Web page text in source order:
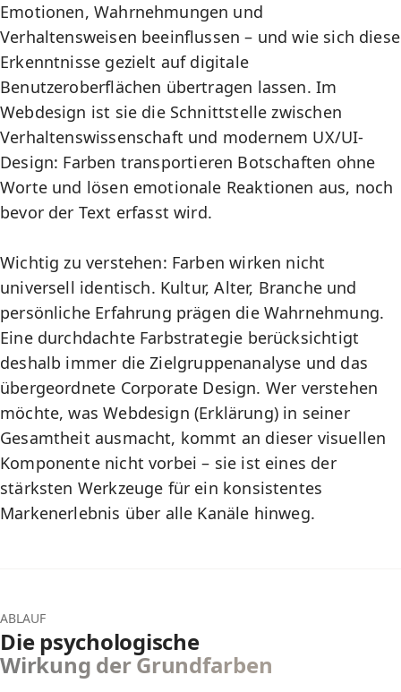
Emotionen, Wahrnehmungen und
Verhaltensweisen beeinflussen – und wie sich diese
Erkenntnisse gezielt auf digitale
Benutzeroberflächen übertragen lassen. Im
Webdesign ist sie die Schnittstelle zwischen
Verhaltenswissenschaft und modernem UX/UI-
Design: Farben transportieren Botschaften ohne
Worte und lösen emotionale Reaktionen aus, noch
bevor der Text erfasst wird.
Wichtig zu verstehen: Farben wirken nicht
universell identisch. Kultur, Alter, Branche und
persönliche Erfahrung prägen die Wahrnehmung.
Eine durchdachte Farbstrategie berücksichtigt
deshalb immer dieZielgruppenanalyse und das
übergeordnete Corporate Design. Wer verstehen
möchte, wasWebdesign (Erklärung)in seiner
Gesamtheit ausmacht, kommt an dieser visuellen
Komponente nicht vorbei – sie ist eines der
stärksten Werkzeuge für ein konsistentes
Markenerlebnis über alle Kanäle hinweg.
ABLAUF
Die psychologische
Wirkung der Grundfarben